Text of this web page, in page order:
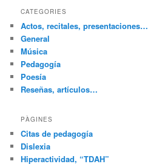
CATEGORIES
Actos, recitales, presentaciones…
General
Música
Pedagogía
Poesía
Reseñas, artículos…
PÀGINES
Citas de pedagogía
Dislexia
Hiperactividad, “TDAH”